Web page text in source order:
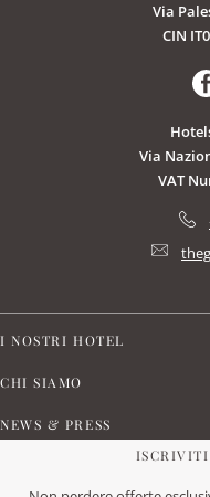
Via
CIN
Via
VAT
I NOSTRI HOTEL
CHI SIAMO
NEWS & PRESS
ISCRIVITI